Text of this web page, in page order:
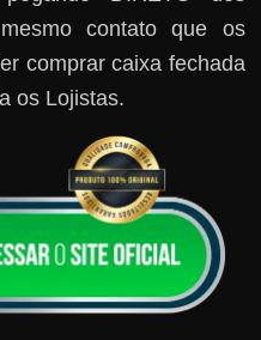
contato que os
comprar caixa fechada
os Lojistas.